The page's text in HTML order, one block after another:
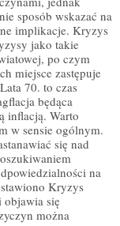
sposób wskazać na
implikacje. Kryzys
jako takie
po czym
miejsce zastępuje
70. to czas
będąca
inflacją. Warto
w sensie ogólnym.
się nad
na
Kryzys
się
można